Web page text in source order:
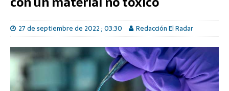
27 de septiembre de 2022 ; 03:30 Redacción El Radar